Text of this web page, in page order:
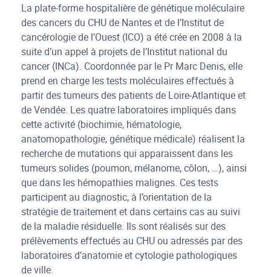
La plate-forme hospitalière de génétique moléculaire
des cancers du CHU de Nantes et de l’Institut de
cancérologie de l’Ouest (ICO) a été crée en 2008 à la
suite d’un appel à projets de l’Institut national du
cancer (INCa). Coordonnée par le Pr Marc Denis, elle
prend en charge les tests moléculaires effectués à
partir des tumeurs des patients de Loire-Atlantique et
de Vendée. Les quatre laboratoires impliqués dans
cette activité (biochimie, hématologie,
anatomopathologie, génétique médicale) réalisent la
recherche de mutations qui apparaissent dans les
tumeurs solides (poumon, mélanome, côlon, …), ainsi
que dans les hémopathies malignes. Ces tests
participent au diagnostic, à l’orientation de la
stratégie de traitement et dans certains cas au suivi
de la maladie résiduelle. Ils sont réalisés sur des
prélèvements effectués au CHU ou adressés par des
laboratoires d’anatomie et cytologie pathologiques
de ville.